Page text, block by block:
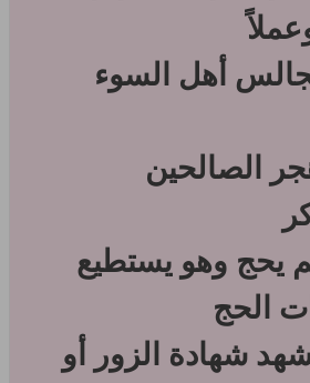
أهل السوء
الصالحين
يحج وهو يستطيع
الحج
شهادة الزور أو